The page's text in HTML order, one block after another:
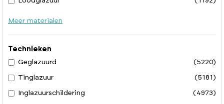
Meer materialen
Technieken
Geglazuurd
(5220)
Tinglazuur (5181)
Inglazuurschildering (4973)